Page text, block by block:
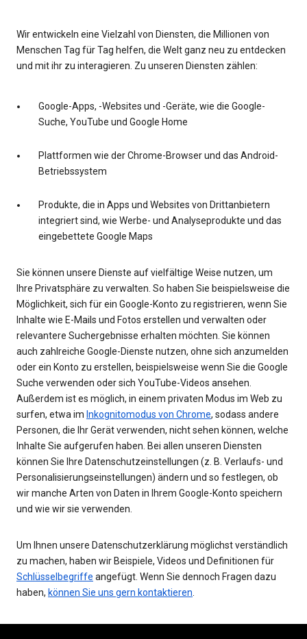
Wir entwickeln eine Vielzahl von Diensten, die Millionen von
Menschen Tag für Tag helfen, die Welt ganz neu zu entdecken
und mit ihr zu interagieren. Zu unseren Diensten zählen:
Google-Apps, -Websites und -Geräte, wie die Google-
Suche, YouTube und Google Home
Plattformen wie der Chrome-Browser und das Android-
Betriebssystem
Produkte, die in Apps und Websites von Drittanbietern
integriert sind, wie Werbe- und Analyseprodukte und das
eingebettete Google Maps
Sie können unsere Dienste auf vielfältige Weise nutzen, um
Ihre Privatsphäre zu verwalten. So haben Sie beispielsweise die
Möglichkeit, sich für ein Google-Konto zu registrieren, wenn Sie
Inhalte wie E-Mails und Fotos erstellen und verwalten oder
relevantere Suchergebnisse erhalten möchten. Sie können
auch zahlreiche Google-Dienste nutzen, ohne sich anzumelden
oder ein Konto zu erstellen, beispielsweise wenn Sie die Google
Suche verwenden oder sich YouTube-Videos ansehen.
Außerdem ist es möglich, in einem privaten Modus im Web zu
surfen, etwa im Inkognitomodus von Chrome, sodass andere
Personen, die Ihr Gerät verwenden, nicht sehen können, welche
Inhalte Sie aufgerufen haben. Bei allen unseren Diensten
können Sie Ihre Datenschutzeinstellungen (z. B. Verlaufs- und
Personalisierungseinstellungen) ändern und so festlegen, ob
wir manche Arten von Daten in Ihrem Google-Konto speichern
und wie wir sie verwenden.
Um Ihnen unsere Datenschutzerklärung möglichst verständlich
zu machen, haben wir Beispiele, Videos und Definitionen für
Schlüsselbegriffe angefügt. Wenn Sie dennoch Fragen dazu
haben, können Sie uns gern kontaktieren